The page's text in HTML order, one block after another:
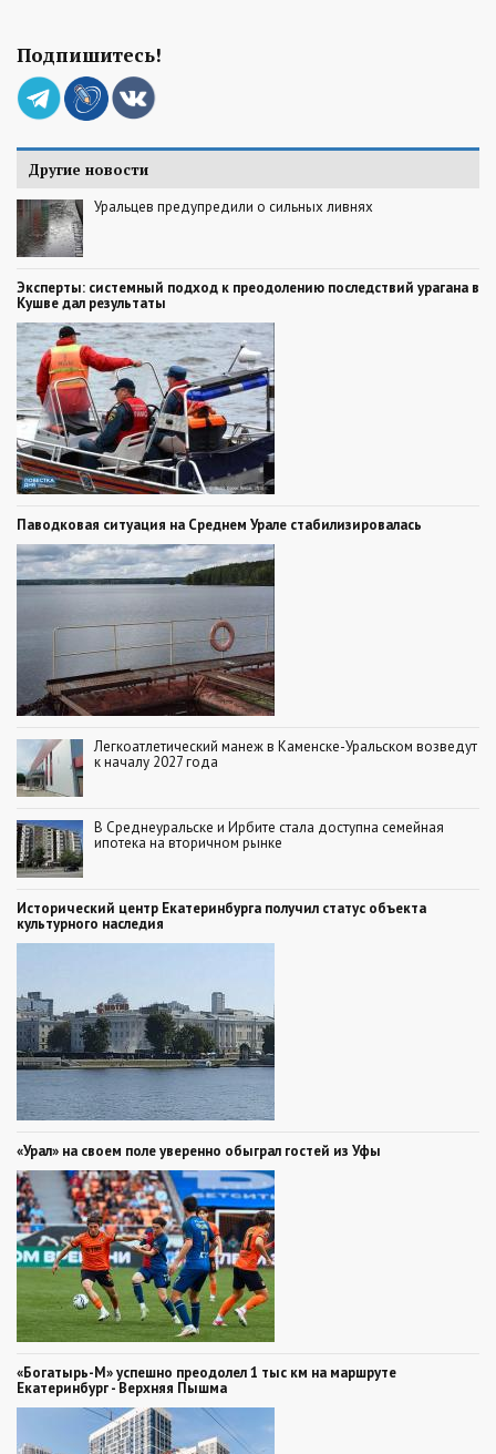
Подпишитесь!
Другие новости
Уральцев предупредили о сильных ливнях
Эксперты: системный подход к преодолению последствий урагана в
Кушве дал результаты
Паводковая ситуация на Среднем Урале стабилизировалась
Легкоатлетический манеж в Каменске-Уральском возведут
к началу 2027 года
В Среднеуральске и Ирбите стала доступна семейная
ипотека на вторичном рынке
Исторический центр Екатеринбурга получил статус объекта
культурного наследия
«Урал» на своем поле уверенно обыграл гостей из Уфы
«Богатырь-М» успешно преодолел 1 тыс км на маршруте
Екатеринбург - Верхняя Пышма